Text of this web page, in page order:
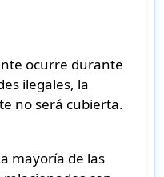
ocurre durante
ilegales, la
no será cubierta.
mayoría de las